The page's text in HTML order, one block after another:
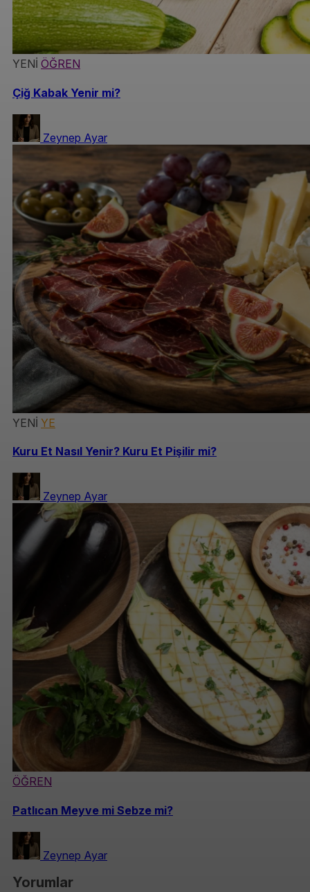
YENİ ÖĞREN
Çiğ Kabak Yenir mi?
Zeynep Ayar
YENİ YE
Kuru Et Nasıl Yenir? Kuru Et Pişilir mi?
Zeynep Ayar
ÖĞREN
Patlıcan Meyve mi Sebze mi?
Zeynep Ayar
Yorumlar